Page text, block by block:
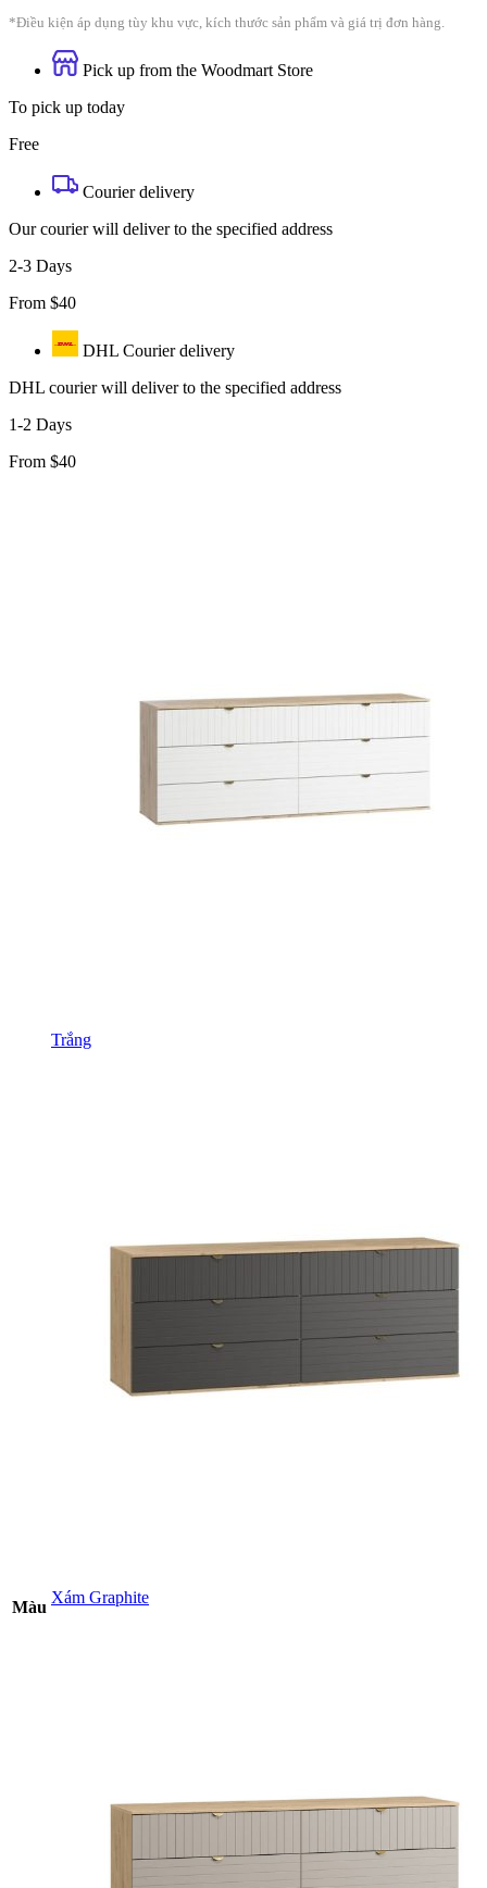
*Điều kiện áp dụng tùy khu vực, kích thước sản phẩm và giá trị đơn hàng.
Pick up from the Woodmart Store
To pick up today
Free
Courier delivery
Our courier will deliver to the specified address
2-3 Days
From $40
DHL Courier delivery
DHL courier will deliver to the specified address
1-2 Days
From $40
Màu
Trắng
Xám Graphite